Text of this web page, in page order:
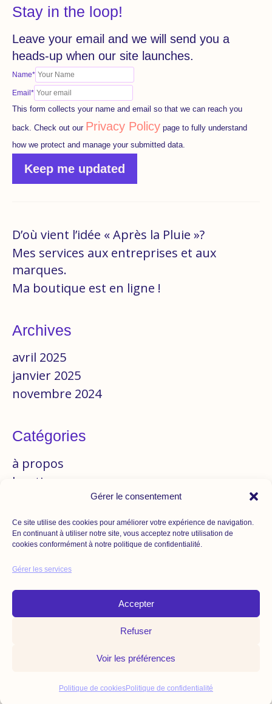
Gérer le consentement
Ce site utilise des cookies pour améliorer votre expérience de navigation.
En continuant à utiliser notre site, vous acceptez notre utilisation de
cookies conformément à notre politique de confidentialité.
Gérer les services
Accepter
Refuser
Voir les préférences
Politique de cookiesPolitique de confidentialité
Stay in the loop!
Leave your email and we will send you a
heads-up when our site launches.
Name*
Email *
This form collects your name and email so that we can reach you
back. Check out our Privacy Policy page to fully understand
how we protect and manage your submitted data.
Keep me updated
D’où vient l’idée « Après la Pluie »?
Mes services aux entreprises et aux
marques.
Ma boutique est en ligne !
Archives
avril 2025
janvier 2025
novembre 2024
Catégories
à propos
boutique
création artisanale
design
objectifs
services
Filtrer par attribut